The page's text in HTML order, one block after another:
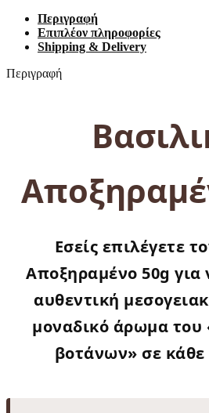
Περιγραφή
Επιπλέον πληροφορίες
Shipping & Delivery
Περιγραφή
Εσείς επιλέγετε
Αποξηραμένο 50g για
αυθεντική
μοναδικό άρωμα του
βοτάνων» σε κάθε